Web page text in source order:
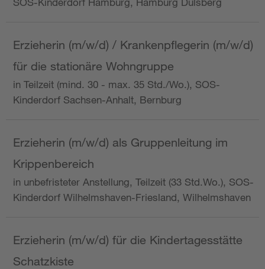
Erzieherin (m/w/d) / Krankenpflegerin (m/w/d)
für die stationäre Wohngruppe
in Teilzeit (mind. 30 - max. 35 Std./Wo.), SOS-
Kinderdorf Sachsen-Anhalt, Bernburg
Erzieherin (m/w/d) als Gruppenleitung im
Krippenbereich
in unbefristeter Anstellung, Teilzeit (33 Std.Wo.), SOS-
Kinderdorf Wilhelmshaven-Friesland, Wilhelmshaven
Erzieherin (m/w/d) für die Kindertagesstätte
Schatzkiste